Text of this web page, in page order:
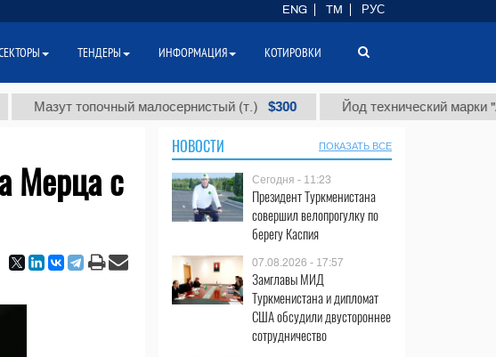
топочный малосернистый (т.) $300 Йод технический марки "А" (т.)
Мерца с
НОВОСТИ ПОКАЗАТЬ ВСЕ
Сегодня - 11:23
Президент Туркменистана
совершил велопрогулку по
берегу Каспия
07.08.2026 - 17:57
Замглавы МИД
Туркменистана и дипломат
США обсудили двустороннее
сотрудничество
ENG TM РУС
ТЕНДЕРЫ ИНФОРМАЦИЯ КОТИРОВКИ